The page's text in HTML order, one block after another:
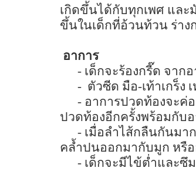
เกิดขึ้นได้กับทุกเพศ และ
ขึ้นในเด็กที่อ้วนท้วน ร่า
อาการ
- เด็กจะร้องกรี๊ด จาก
- ตัวซีด มือ-เท้าเกร็ง
- อาการปวดท้องจะค่
ปวดท้องอีกครั้งพร้อมกับ
- เมื่อลำไส้กลืนกันมา
คล้ำปนออกมากับมูก หรื
- เด็กจะมีไข้ต่ำและซึ